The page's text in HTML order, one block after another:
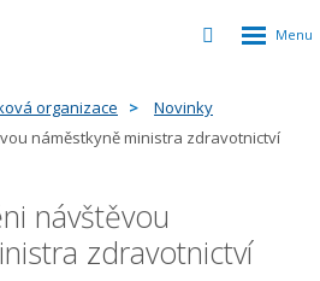
Vyhledávání
Rozbalení
organizace
Novinky
náměstkyně ministra zdravotnictví
návštěvou
zdravotnictví